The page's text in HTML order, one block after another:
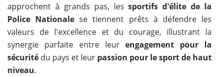
approchent à grands pas, lessportifs d'élite de la
Police Nationale se tiennent prêts à défendre les
valeurs de l'excellence et du courage, illustrant la
synergie parfaite entre leurengagement pour la
sécurité du pays et leur passion pour le sport de haut
niveau.